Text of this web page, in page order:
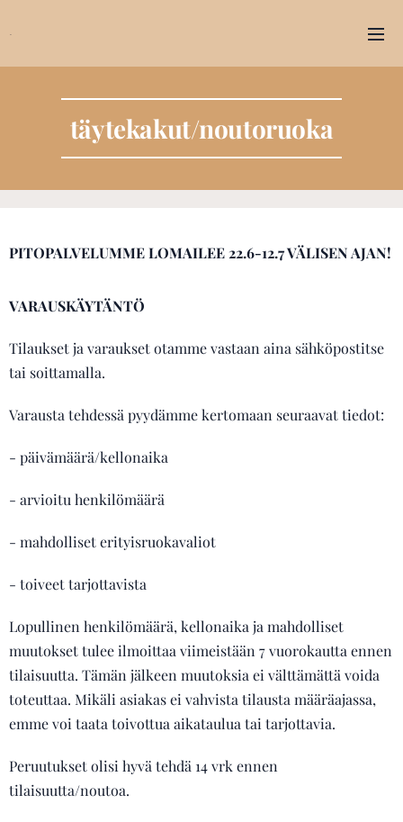
.
täytekakut/noutoruoka
PITOPALVELUMME LOMAILEE 22.6-12.7 VÄLISEN AJAN!
VARAUSKÄYTÄNTÖ
Tilaukset ja varaukset otamme vastaan aina sähköpostitse
tai soittamalla.
Varausta tehdessä pyydämme kertomaan seuraavat tiedot:
- päivämäärä/kellonaika
- arvioitu henkilömäärä
- mahdolliset erityisruokavaliot
- toiveet tarjottavista
Lopullinen henkilömäärä, kellonaika ja mahdolliset
muutokset tulee ilmoittaa viimeistään 7 vuorokautta ennen
tilaisuutta. Tämän jälkeen muutoksia ei välttämättä voida
toteuttaa. Mikäli asiakas ei vahvista tilausta määräajassa,
emme voi taata toivottua aikataulua tai tarjottavia.
Peruutukset olisi hyvä tehdä 14 vrk ennen
tilaisuutta/noutoa.